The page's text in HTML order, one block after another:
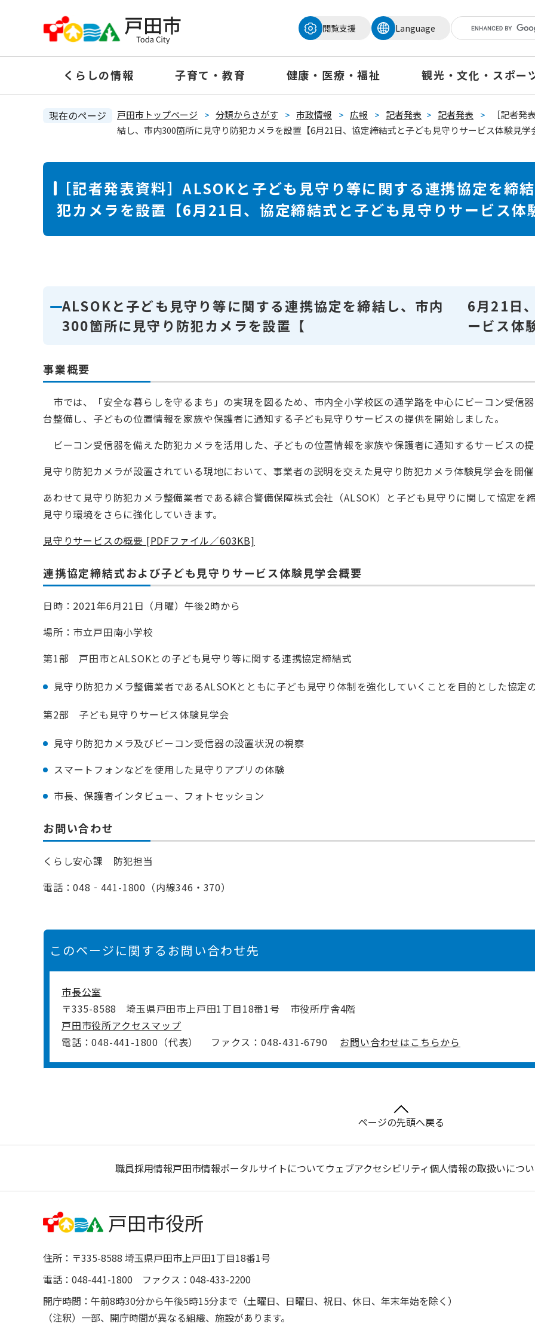
の
頭
閲覧支援
Language
くらしの情報 子育て・教育 健康・医療・福祉 観光・文化・スポー
現在のページ 戸田市トップページ > 分類からさがす > 市政情報 > 広報 > 記者発表 > 記者発表 >
［記者
結し、市内300箇所に見守り防犯カメラを設置【6月21日、協定締結式と子ども見守りサービス体験見学
本
［記者発表資料］ALSOKと子ども見守り等に関する連携協定を締
犯カメラを設置【6月21日、協定締結式と子ども見守りサービス体
ALSOKと子ども見守り等に関する連携協定を締結し、市内
300箇所に見守り防犯カメラを設置【
6月21日
ービス体
事業概要
市では、「安全な暮らしを守るまち」の実現を図るため、市内全小学校区の通学路を中心にビーコン受信
台整備し、子どもの位置情報を家族や保護者に通知する子ども見守りサービスの提供を開始しました。
ビーコン受信器を備えた防犯カメラを活用した、子どもの位置情報を家族や保護者に通知するサービスの
見守り防犯カメラが設置されている現地において、事業者の説明を交えた見守り防犯カメラ体験見学会を開
あわせて見守り防犯カメラ整備業者である綜合警備保障株式会社（ALSOK）と子ども見守りに関して協定
見守り環境をさらに強化していきます。
見守りサービスの概要 [PDFファイル／603KB]
連携協定締結式および子ども見守りサービス体験見学会概要
日時：2021年6月21日（月曜）午後2時から
場所：市立戸田南小学校
第1部 戸田市とALSOKとの子ども見守り等に関する連携協定締結式
見守り防犯カメラ整備業者であるALSOKとともに子ども見守り体制を強化していくことを目的とした協定
第2部 子ども見守りサービス体験見学会
見守り防犯カメラ及びビーコン受信器の設置状況の視察
スマートフォンなどを使用した見守りアプリの体験
市長、保護者インタビュー、フォトセッション
お問い合わせ
くらし安心課 防犯担当
電話：048‐441-1800（内線346・370）
このページに関するお問い合わせ先
市長公室
〒335-8588
埼玉県戸田市上戸田1丁目18番1号 市役所庁舎4階
戸田市役所アクセスマップ
電話：048-441-1800（代表）
ファクス：048-431-6790 お問い合わせはこちらから
ページの先頭へ戻る
職員採用情報戸田市情報ポータルサイトについてウェブアクセシビリティ個人情報の取扱いにつ
住所：〒335-8588 埼玉県戸田市上戸田1丁目18番1号
電話：048-441-1800 ファクス：048-433-2200
開庁時間：午前8時30分から午後5時15分まで（土曜日、日曜日、祝日、休日、年末年始を除く）
（注釈）一部、開庁時間が異なる組織、施設があります。